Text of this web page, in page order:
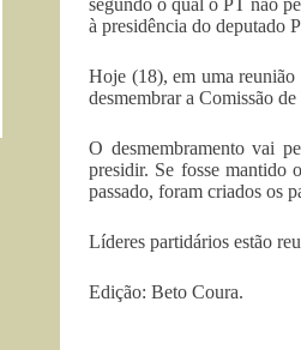
segundo o qual o PT não
à presidência do deputado
Hoje (18), em uma reunião
desmembrar a Comissão
O desmembramento vai
presidir. Se fosse mantido
passado, foram criados os
Líderes partidários estão
Edição: Beto Coura.